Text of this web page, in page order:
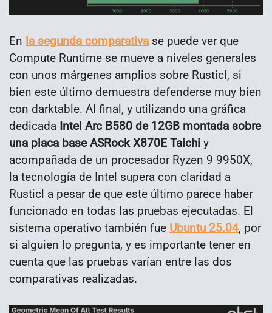
En la segunda comparativa se puede ver que
Compute Runtime se mueve a niveles generales
con unos márgenes amplios sobre Rusticl, si
bien este último demuestra defenderse muy bien
con darktable. Al final, y utilizando una gráfica
dedicada Intel Arc B580 de 12GB montada sobre
una placa base ASRock X870E Taichi y
acompañada de un procesador Ryzen 9 9950X,
la tecnología de Intel supera con claridad a
Rusticl a pesar de que este último parece haber
funcionado en todas las pruebas ejecutadas. El
sistema operativo también fue Ubuntu 25.04, por
si alguien lo pregunta, y es importante tener en
cuenta que las pruebas varían entre las dos
comparativas realizadas.